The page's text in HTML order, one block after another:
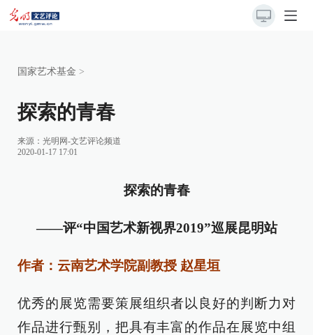
国家艺术基金 >
探索的青春
来源： 光明网-文艺评论频道
2020-01-17 17:01
探索的青春
——评“中国艺术新视界2019”巡展昆明站
作者：云南艺术学院副教授 赵星垣
优秀的展览需要策展组织者以良好的判断力对
作品进行甄别，把具有丰富的作品在展览中组